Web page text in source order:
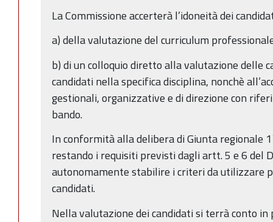
La Commissione accerterà l’idoneità dei
a) della valutazione del curriculum
b) di un colloquio diretto alla valutazione delle
candidati nella specifica disciplina, nonchè
gestionali, organizzative e di direzione con
bando.
In conformità alla delibera di Giunta regionale
restando i requisiti previsti dagli artt. 5 e 6 del
autonomamente stabilire i criteri da utilizzare
candidati.
Nella valutazione dei candidati si terrà conto